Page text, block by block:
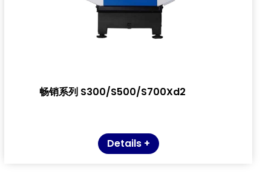
畅销系列 S300/S500/S700Xd2
Details +